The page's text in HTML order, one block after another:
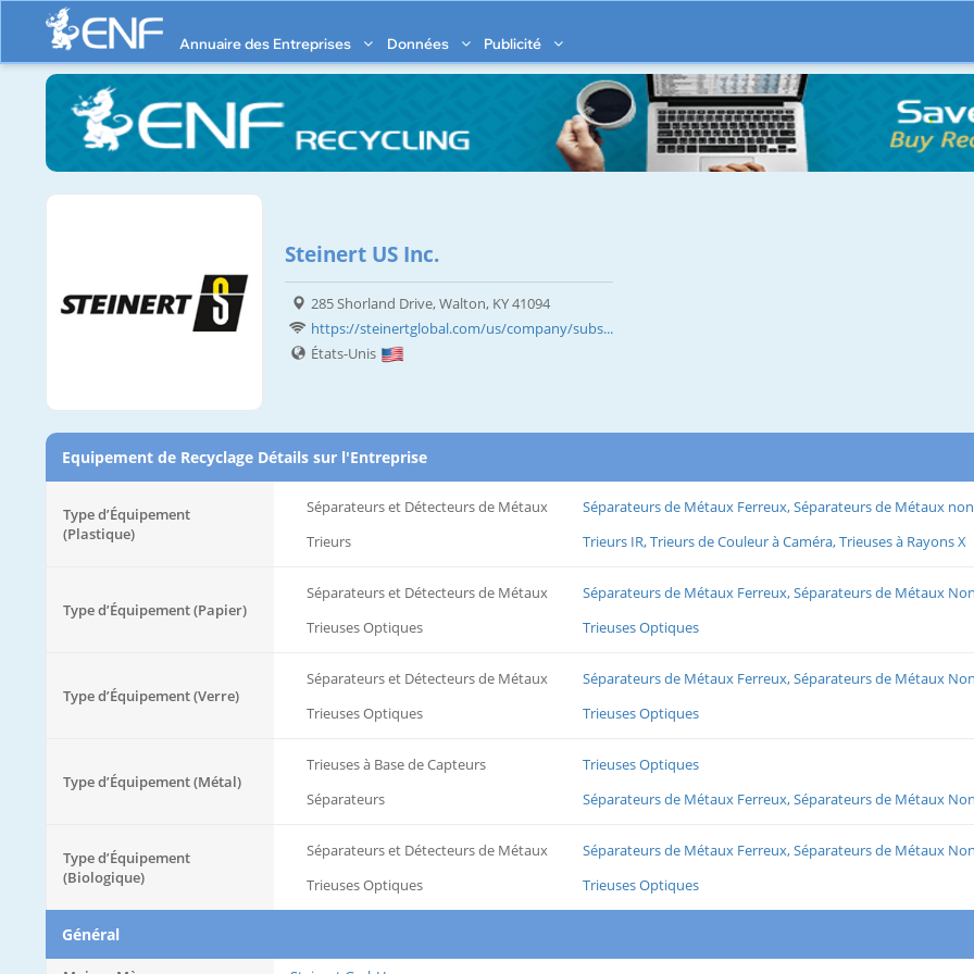
Annuaire des Entreprises Données Publicité
Steinert US Inc.
285 Shorland Drive, Walton, KY 41094
https://steinertglobal.com/us/company/subs...
États-Unis
Equipement de Recyclage Détails sur l'Entreprise
Type d’Équipement
(Plastique)
Séparateurs et Détecteurs de Métaux
Séparateurs de Métaux Ferreux, Séparateurs de Métaux
Trieurs
Trieurs IR, Trieurs de Couleur à Caméra, Trieuses à Rayons X
Type d’Équipement (Papier)
Séparateurs et Détecteurs de Métaux
Séparateurs de Métaux Ferreux, Séparateurs de Métaux
Trieuses Optiques
Trieuses Optiques
Type d’Équipement (Verre)
Séparateurs et Détecteurs de Métaux
Séparateurs de Métaux Ferreux, Séparateurs de Métaux
Trieuses Optiques
Trieuses Optiques
Type d’Équipement (Métal)
Trieuses à Base de Capteurs
Trieuses Optiques
Séparateurs
Séparateurs de Métaux Ferreux, Séparateurs de Métaux
Type d’Équipement
(Biologique)
Séparateurs et Détecteurs de Métaux
Séparateurs de Métaux Ferreux, Séparateurs de Métaux
Trieuses Optiques
Trieuses Optiques
Général